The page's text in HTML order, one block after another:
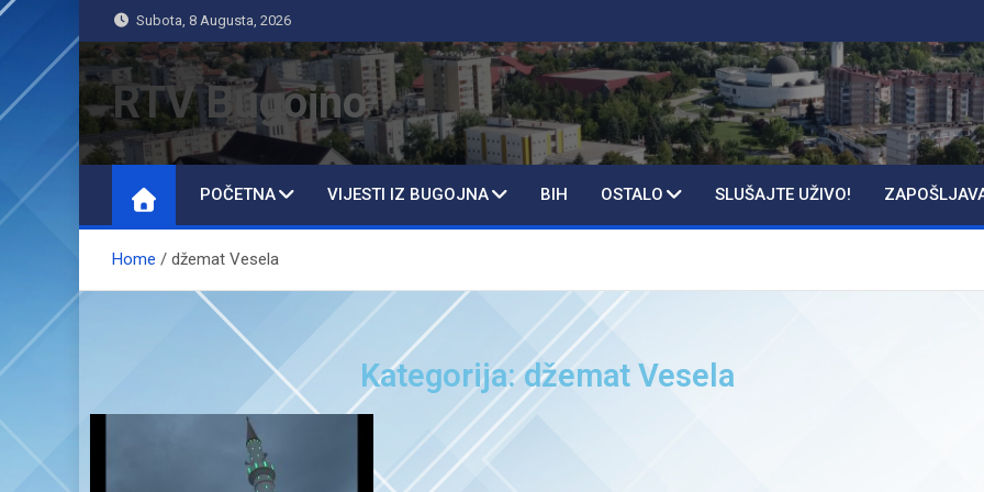
Subota, 8 Augusta, 2026
RTV Bugojno
POČETNA VIJESTI IZ BUGOJNA BIH OSTALO SLUŠAJTE UŽIVO!
Home džemat Vesela
Kategorija: džemat Vesela